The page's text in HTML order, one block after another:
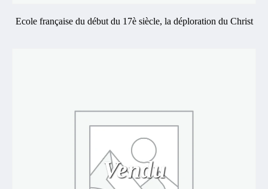
Ecole française du début du 17è siècle, la déploration du Christ
Vendu